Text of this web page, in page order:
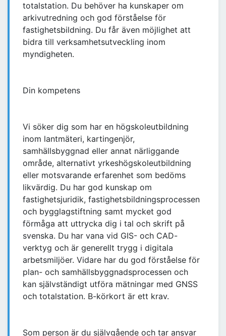
totalstation. Du behöver ha kunskaper om
arkivutredning och god förståelse för
fastighetsbildning. Du får även möjlighet att
bidra till verksamhetsutveckling inom
myndigheten.
Din kompetens
Vi söker dig som har en högskoleutbildning
inom lantmäteri, kartingenjör,
samhällsbyggnad eller annat närliggande
område, alternativt yrkeshögskoleutbildning
eller motsvarande erfarenhet som bedöms
likvärdig. Du har god kunskap om
fastighetsjuridik, fastighetsbildningsprocessen
och bygglagstiftning samt mycket god
förmåga att uttrycka dig i tal och skrift på
svenska. Du har vana vid GIS- och CAD-
verktyg och är generellt trygg i digitala
arbetsmiljöer. Vidare har du god förståelse för
plan- och samhällsbyggnadsprocessen och
kan självständigt utföra mätningar med GNSS
och totalstation. B-körkort är ett krav.
Som person är du självgående och tar ansvar